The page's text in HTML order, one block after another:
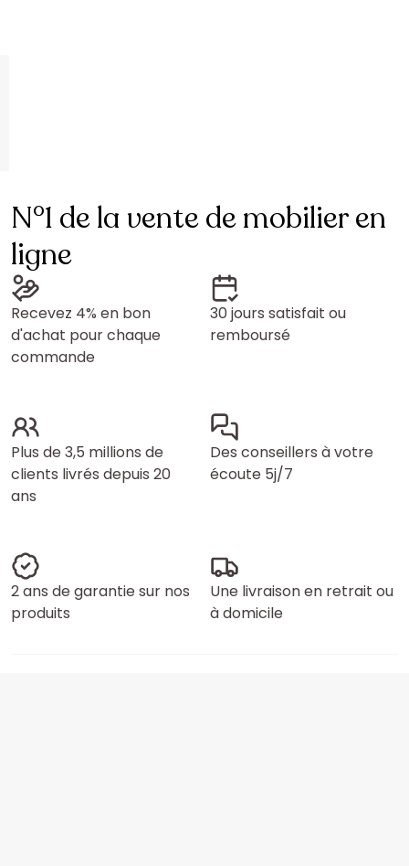
N°1 de la vente de mobilier en
ligne
Recevez 4% en bon
d'achat pour chaque
commande
30 jours satisfait ou
remboursé
Plus de 3,5 millions de
clients livrés depuis 20
ans
Des conseillers à votre
écoute 5j/7
2 ans de garantie sur nos
produits
Une livraison en retrait ou
à domicile